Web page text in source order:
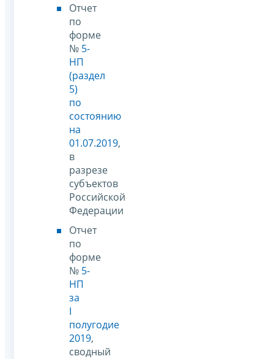
Отчет
по
форме
№ 5-
НП
(раздел
5)
по
состоянию
на
01.07.2019,
в
разрезе
субъектов
Российской
Федерации
Отчет
по
форме
№ 5-
НП
за
I
полугодие
2019,
сводный